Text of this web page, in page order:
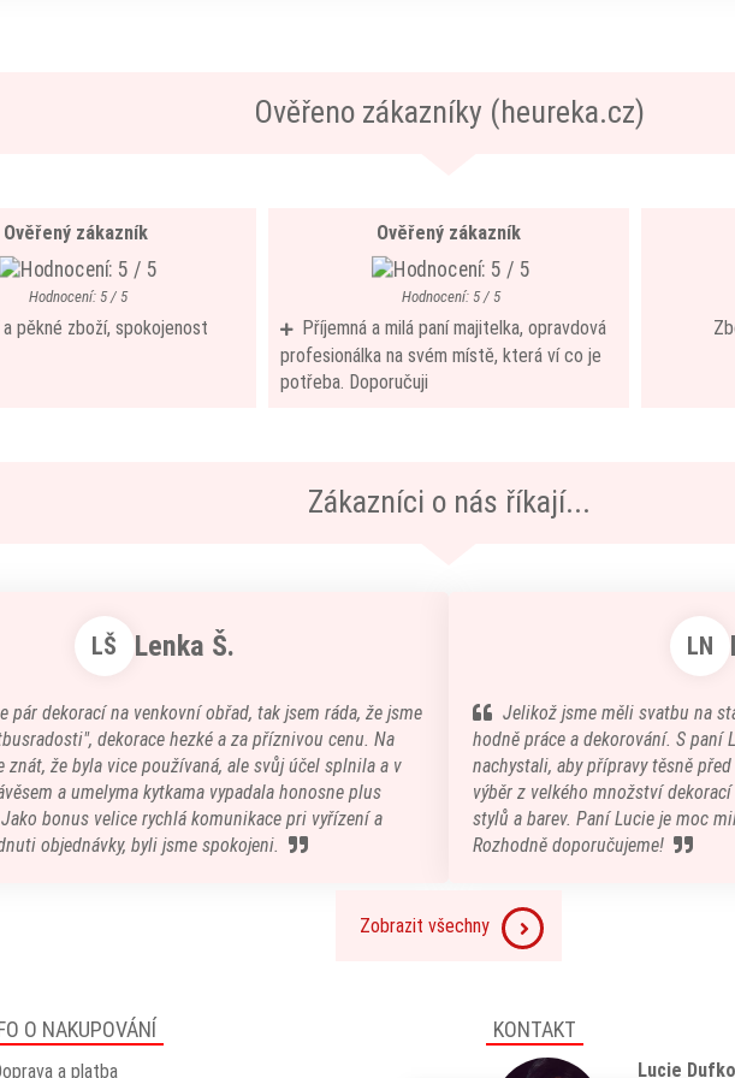
Ověřeno zákazníky (heureka.cz)
Ověřený zákazník
Hodnocení: 5 / 5
pěkné zboží, spokojenost
Ověřený zákazník
Hodnocení: 5 / 5
Příjemná a milá paní majitelka, opravdová
profesionálka na svém místě, která ví co je
potřeba. Doporučuji
Zákazníci o nás říkají...
LŠ Lenka Š.
pár dekorací na venkovní obřad, tak jsem ráda, že jsme
dekorace hezké a za příznivou cenu. Na
znát, že byla vice používaná, ale svůj účel splnila a v
a umelyma kytkama vypadala honosne plus
bonus velice rychlá komunikace pri vyřízení a
objednávky, byli jsme spokojeni.
LN
Jelikož jsme měli svatbu na
hodně práce a dekorování. S paní
nachystali, aby přípravy těsně
výběr z velkého množství
stylů a barev. Paní Lucie je moc
Rozhodně doporučujeme!
Zobrazit všechny
O NAKUPOVÁNÍ
a platba
KONTAKT
Lucie